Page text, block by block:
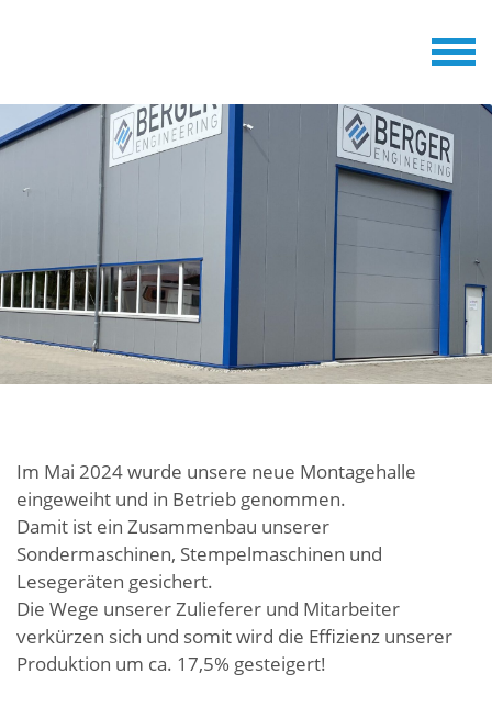
Im Mai 2024 wurde unsere neue Montagehalle
eingeweiht und in Betrieb genommen.
Damit ist ein Zusammenbau unserer
Sondermaschinen, Stempelmaschinen und
Lesegeräten gesichert.
Die Wege unserer Zulieferer und Mitarbeiter
verkürzen sich und somit wird die Effizienz unserer
Produktion um ca. 17,5% gesteigert!